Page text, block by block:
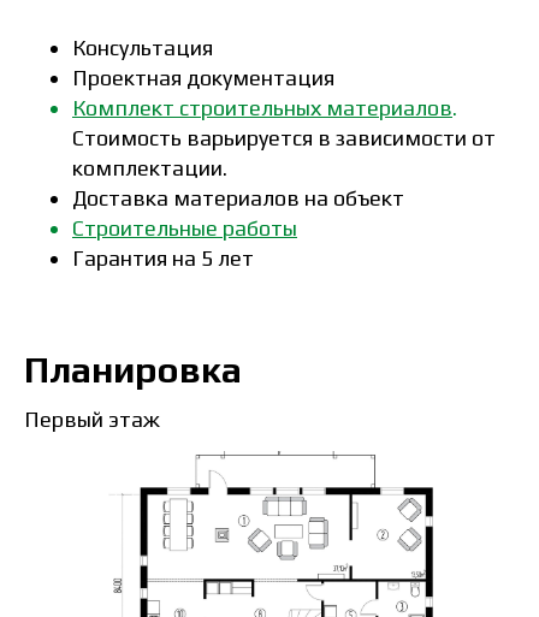
Консультация
Проектная документация
Комплект строительных материалов.
Стоимость варьируется в зависимости от
комплектации.
Доставка материалов на объект
Строительные работы
Гарантия на 5 лет
Планировка
Первый этаж